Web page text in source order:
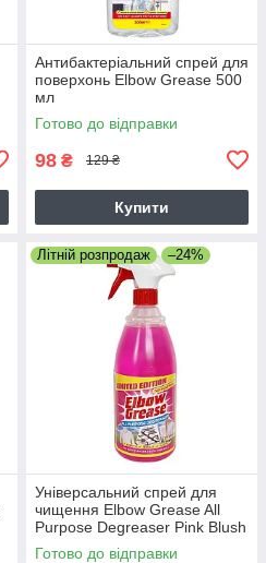
Антибактеріальний спрей для
поверхонь Elbow Grease 500
мл
Готово до відправки
98 ₴ 129 ₴
Купити
Літній розпродаж –24%
Універсальний спрей для
чищення Elbow Grease All
Purpose Degreaser Pink Blush
1л
Готово до відправки